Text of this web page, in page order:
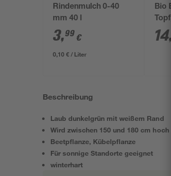
Rindenmulch 0-40
mm 40 l
3,99 €
0,10 € / Liter
Bio
14
Beschreibung
Laub dunkelgrün mit weißem Rand
Wird zwischen 150 und 180 cm hoch
Beetpflanze, Kübelpflanze
Für sonnige Standorte geeignet
winterhart